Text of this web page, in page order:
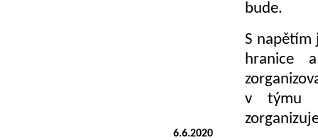
6.6.2020
bude.
S napětím
hranice
v týmu